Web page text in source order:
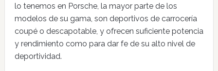
lo tenemos en Porsche, la mayor parte de los
modelos de su gama, son deportivos de carrocería
coupé o descapotable, y ofrecen suficiente potencia
y rendimiento como para dar fe de su alto nivel de
deportividad.